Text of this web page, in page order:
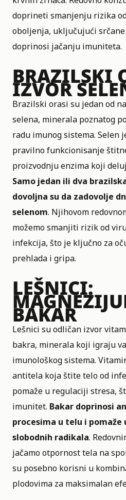
doprineti smanjenju rizika
oboljenja, uključujući
doprinosi jačanju imuniteta.
BRAZILSKI
IZVOR
Brazilski orasi su jedan od
selena, minerala poznatog
radu imunog sistema. Selen
pravilno funkcionisanje
proizvodnju enzima koji
Samo jedan ili dva
dovoljna su da zadovolje
selenom. Njihovom
možemo smanjiti rizik od
infekcija, što je ključno za
prehlada i gripa.
LEŠNICI:
BAKAR
Lešnici su odličan izvor
bakra, minerala koji igraju
imunološkog sistema.
antitela koja štite telo od
pomaže u regulaciji stresa,
imunitet. Bakar doprinosi
procesima u telu i
slobodnih radikala.
jačamo otpornost tela na
su posebno korisni u
plodovima za maksimalan